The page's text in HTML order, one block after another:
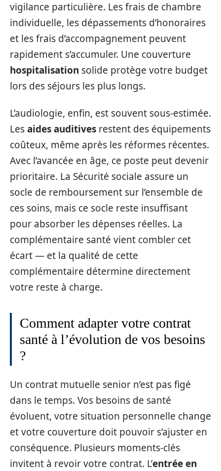
vigilance particulière. Les frais de chambre
individuelle, les dépassements d’honoraires
et les frais d’accompagnement peuvent
rapidement s’accumuler. Une couverture
hospitalisation solide protège votre budget
lors des séjours les plus longs.
L’audiologie, enfin, est souvent sous-estimée.
Lesaides auditives restent des équipements
coûteux, même après les réformes récentes.
Avec l’avancée en âge, ce poste peut devenir
prioritaire. La Sécurité sociale assure un
socle de remboursement sur l’ensemble de
ces soins, mais ce socle reste insuffisant
pour absorber les dépenses réelles. La
complémentaire santé vient combler cet
écart — et la qualité de cette
complémentaire détermine directement
votre reste à charge.
Comment adapter votre contrat
santé à l’évolution de vos besoins
?
Un contrat mutuelle senior n’est pas figé
dans le temps. Vos besoins de santé
évoluent, votre situation personnelle change
et votre couverture doit pouvoir s’ajuster en
conséquence. Plusieurs moments-clés
invitent à revoir votre contrat. L’entrée en